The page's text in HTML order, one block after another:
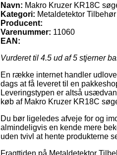
Navn: Makro Kruzer KR18C
Kategori: Metaldetektor Tilbehør
Producent:
Varenummer: 11060
EAN:
Vurderet til 4.5 ud af 5 stjerner
En række internet handler
dags at få leveret til en
Leveringstypen er altså
køb af Makro Kruzer KR18C
Du bør ligeledes afveje for og
almindeligvis en kende mere
uden tvivl at hente produkterne
Fragttiden på Metaldetektor